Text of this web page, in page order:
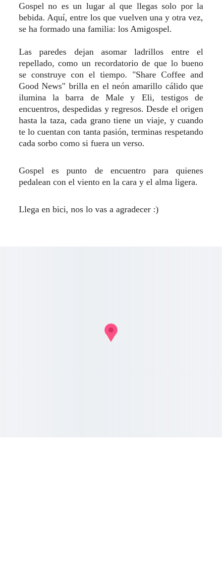
Gospel no es un lugar al que llegas solo por la
bebida. Aquí, entre los que vuelven una y otra vez,
se ha formado una familia: los Amigospel.
Las paredes dejan asomar ladrillos entre el
repellado, como un recordatorio de que lo bueno
se construye con el tiempo. "Share Coffee and
Good News" brilla en el neón amarillo cálido que
ilumina la barra de Male y Eli, testigos de
encuentros, despedidas y regresos. Desde el origen
hasta la taza, cada grano tiene un viaje, y cuando
te lo cuentan con tanta pasión, terminas respetando
cada sorbo como si fuera un verso.
Gospel es punto de encuentro para quienes
pedalean con el viento en la cara y el alma ligera.
Llega en bici, nos lo vas a agradecer :)